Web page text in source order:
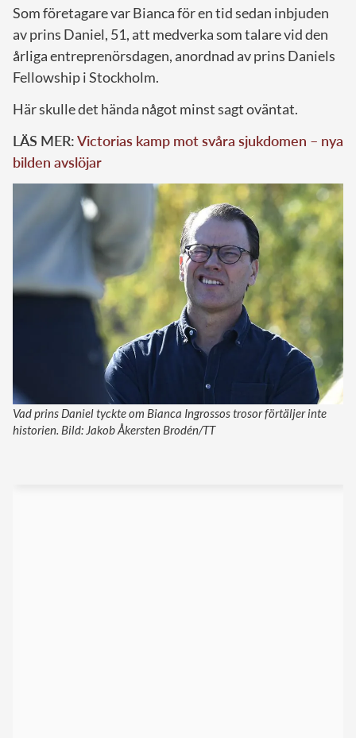
Som företagare var Bianca för en tid sedan inbjuden
av prins Daniel, 51, att medverka som talare vid den
årliga entreprenörsdagen, anordnad av prins Daniels
Fellowship i Stockholm.
Här skulle det hända något minst sagt oväntat.
LÄS MER:Victorias kamp mot svåra sjukdomen – nya
bilden avslöjar
Vad prins Daniel tyckte om Bianca Ingrossos trosor förtäljer inte
historien. Bild: Jakob Åkersten Brodén/TT